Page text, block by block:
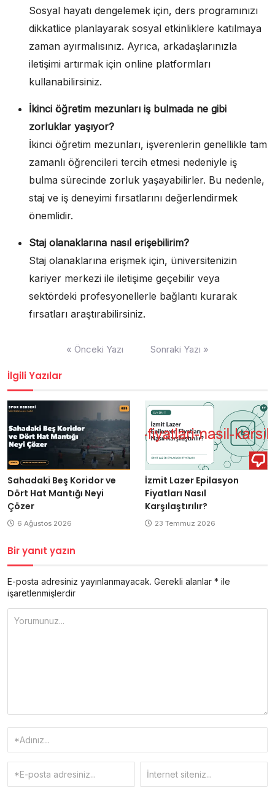
Sosyal hayatı dengelemek için, ders programınızı
dikkatlice planlayarak sosyal etkinliklere katılmaya
zaman ayırmalısınız. Ayrıca, arkadaşlarınızla
iletişimi artırmak için online platformları
kullanabilirsiniz.
İkinci öğretim mezunları iş bulmada ne gibi
zorluklar yaşıyor?
İkinci öğretim mezunları, işverenlerin genellikle tam
zamanlı öğrencileri tercih etmesi nedeniyle iş
bulma sürecinde zorluk yaşayabilirler. Bu nedenle,
staj ve iş deneyimi fırsatlarını değerlendirmek
önemlidir.
Staj olanaklarına nasıl erişebilirim?
Staj olanaklarına erişmek için, üniversitenizin
kariyer merkezi ile iletişime geçebilir veya
sektördeki profesyonellerle bağlantı kurarak
fırsatları araştırabilirsiniz.
« Önceki Yazı Sonraki Yazı »
İlgili Yazılar
Sahadaki Beş Koridor ve
Dört Hat Mantığı Neyi
Çözer
6 Ağustos 2026
İzmit Lazer Epilasyon
Fiyatları Nasıl
Karşılaştırılır?
23 Temmuz 2026
Bir yanıt yazın
E-posta adresiniz yayınlanmayacak. Gerekli alanlar * ile
işaretlenmişlerdir